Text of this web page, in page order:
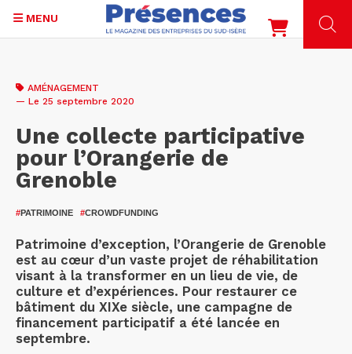
contenu
MENU
AMÉNAGEMENT
— Le 25 septembre 2020
Une collecte participative
pour l’Orangerie de
Grenoble
#PATRIMOINE #CROWDFUNDING
Patrimoine d’exception, l’Orangerie de Grenoble
est au cœur d’un vaste projet de réhabilitation
visant à la transformer en un lieu de vie, de
culture et d’expériences. Pour restaurer ce
bâtiment du XIXe siècle, une campagne de
financement participatif a été lancée en
septembre.